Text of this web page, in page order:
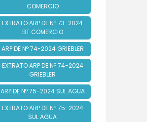
COMERCIO
EXTRATO ARP DE Nº 73-2024
BT COMERCIO
ARP DE Nº 74-2024 GRIEBLER
EXTRATO ARP DE Nº 74-2024
GRIEBLER
ARP DE Nº 75-2024 SUL AGUA
EXTRATO ARP DE Nº 75-2024
SUL AGUA